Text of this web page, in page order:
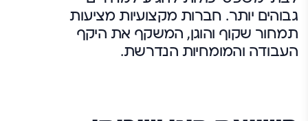
גבוהים יותר. חברות מקצועיות מציעות
תמחור שקוף והוגן, המשקף את היקף
העבודה והמומחיות הנדרשת.